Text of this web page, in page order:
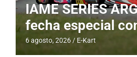
IAME SERIES
fecha con
4 agosto, 2026 E-Kart